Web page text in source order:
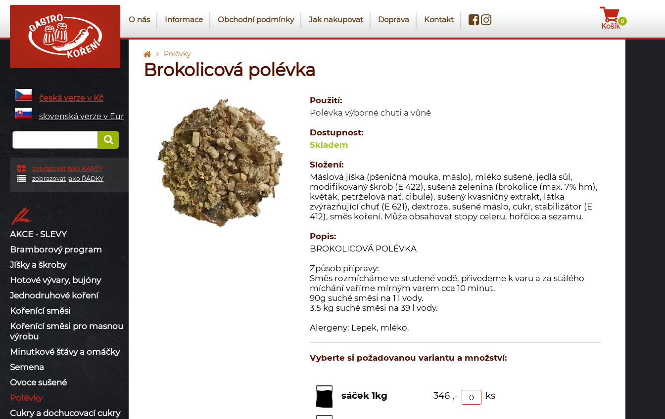
0
Košík
O nás Informace Obchodní podmínky Jak nakupovat Doprava Kontakt
česká verze v Kč
slovenská verze v Eur
zobrazovat jako KARTY
zobrazovat jako ŘÁDKY
AKCE - SLEVY
Bramborový program
Jíšky a škroby
Hotové vývary, bujóny
Jednodruhové koření
Kořenící směsi
Kořenící směsi pro masnou
výrobu
Minutkové šťávy a omáčky
Semena
Ovoce sušené
Polévky
Cukry a dochucovací cukry
Polévky
Brokolicová polévka
Použití:
Polévka výborné chuti a vůně
Dostupnost:
Skladem
Složení:
Máslová jíška (pšeničná mouka, máslo), mléko sušené, jedlá sůl,
modifikovaný škrob (E 422), sušená zelenina (brokolice (max. 7% hm),
květák, petrželová nať, cibule), sušený kvasničný extrakt, látka
zvýrazňující chuť (E 621), dextroza, sušené máslo, cukr, stabilizátor (E
412), směs koření. Může obsahovat stopy celeru, hořčice a sezamu.
Popis:
BROKOLICOVÁ POLÉVKA
Způsob přípravy:
Směs rozmícháme ve studené vodě, přivedeme k varu a za stálého
míchání vaříme mírným varem cca 10 minut.
90g suché směsi na 1 l vody.
3,5 kg suché směsi na 39 l vody.
Alergeny: Lepek, mléko.
Vyberte si požadovanou variantu a množství:
sáček 1kg 346 ,- ks